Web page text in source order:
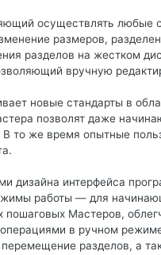
осуществлять любые
размеров,
разделов на жестком
вручную
новые стандарты в
позволят даже
В то же время опытные
дизайна интерфейса
работы — для
пошаговых Мастеров,
в ручном
разделов, а